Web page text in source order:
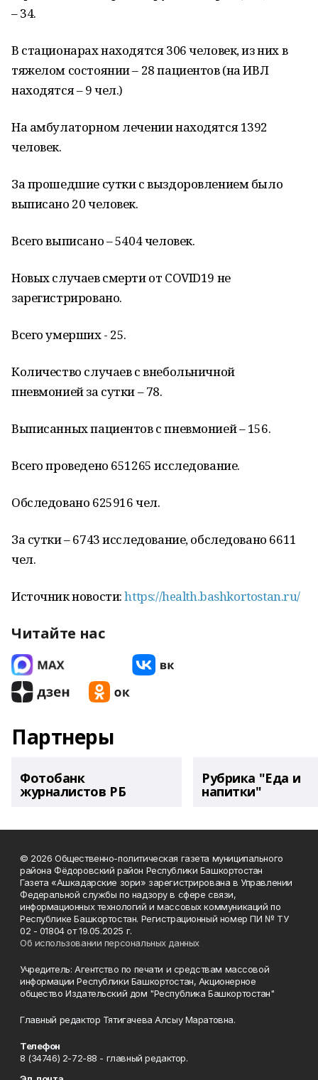
– 34.
В стационарах находятся 306 человек, из них в
тяжелом состоянии – 28 пациентов (на ИВЛ
находятся – 9 чел.)
На амбулаторном лечении находятся 1392
человек.
За прошедшие сутки с выздоровлением было
выписано 20 человек.
Всего выписано – 5404 человек.
Новых случаев смерти от COVID19 не
зарегистрировано.
Всего умерших - 25.
Количество случаев с внебольничной
пневмонией за сутки – 78.
Выписанных пациентов с пневмонией – 156.
Всего проведено 651265 исследование.
Обследовано 625916 чел.
За сутки – 6743 исследование, обследовано 6611
чел.
Источник новости:https://health.bashkortostan.ru/
Читайте нас
Партнеры
Фотобанк
журналистов РБ
Рубрика "Еда и
напитки"
© 2026 Общественно-политическая газета муниципального
района Фёдоровский район Республики Башкортостан
Газета «Ашкадарские зори» зарегистрирована в Управлении
Федеральной службы по надзору в сфере связи,
информационных технологий и массовых коммуникаций по
Республике Башкортостан. Регистрационный номер ПИ № ТУ
02 - 01804 от 19.05.2025 г.
Об использовании персональных данных
Учредитель: Агентство по печати и средствам массовой
информации Республики Башкортостан, Акционерное
общество Издательский дом "Республика Башкортостан"
Главный редактор Тятигачева Алсыу Маратовна.
Телефон
8 (34746) 2-72-88 - главный редактор.